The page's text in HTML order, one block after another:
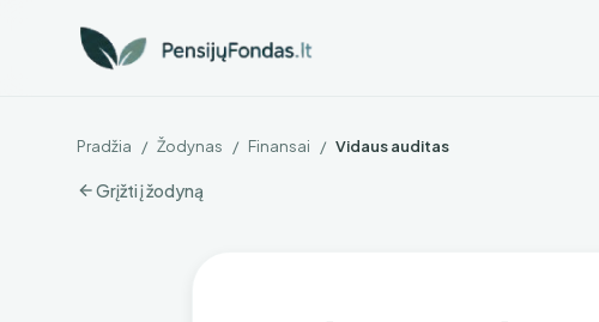
Pradžia / Žodynas / Finansai / Vidaus auditas
Grįžti į žodyną